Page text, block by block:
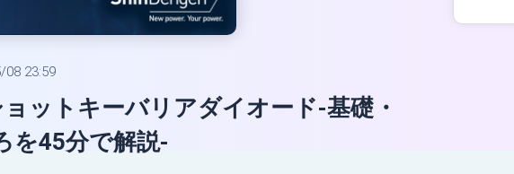
08 23:59
ットキーバリアダイオード-基礎・
を45分で解説-